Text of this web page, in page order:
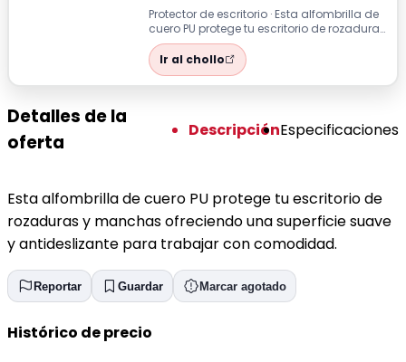
Protector de escritorio · Esta alfombrilla de
cuero PU protege tu escritorio de rozaduras
y manchas ofreciendo una su...
Ir al chollo
Detalles de la
oferta
DescripciónEspecificaciones
Esta alfombrilla de cuero PU protege tu escritorio de
rozaduras y manchas ofreciendo una superficie suave
y antideslizante para trabajar con comodidad.
Reportar Guardar Marcar agotado
Histórico de precio